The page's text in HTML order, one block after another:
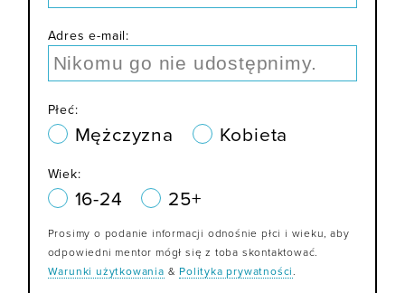
Adres e-mail:
Płeć:
Mężczyzna Kobieta
Wiek:
16-24 25+
Prosimy o podanie informacji odnośnie płci i wieku, aby
odpowiedni mentor mógł się z toba skontaktować.
Warunki użytkowania & Polityka prywatności.